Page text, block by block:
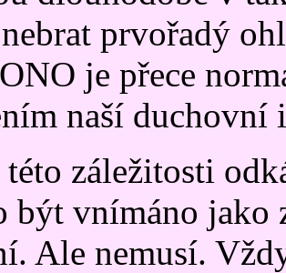
prvořadý
je přece
naší duchovní
záležitosti
být vnímáno jako
Ale nemusí.